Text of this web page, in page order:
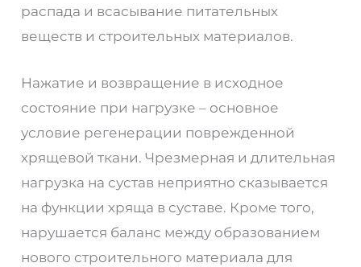
распада и всасывание питательных
веществ и строительных материалов.
Нажатие и возвращение в исходное
состояние при нагрузке – основное
условие регенерации поврежденной
хрящевой ткани. Чрезмерная и длительная
нагрузка на сустав неприятно сказывается
на функции хряща в суставе. Кроме того,
нарушается баланс между образованием
нового строительного материала для